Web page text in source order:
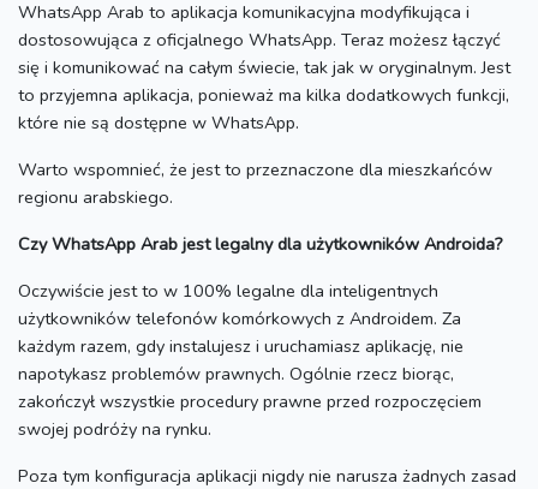
WhatsApp Arab to aplikacja komunikacyjna modyfikująca i
dostosowująca z oficjalnego WhatsApp. Teraz możesz łączyć
się i komunikować na całym świecie, tak jak w oryginalnym.Jest
to przyjemna aplikacja, ponieważ ma kilka dodatkowych funkcji,
które nie są dostępne w WhatsApp.
Warto wspomnieć, że jest to przeznaczone dla mieszkańców
regionu arabskiego.
Czy WhatsApp Arab jest legalny dla użytkowników Androida?
Oczywiście jest to w 100% legalne dla inteligentnych
użytkowników telefonów komórkowych z Androidem. Za
każdym razem, gdy instalujesz i uruchamiasz aplikację, nie
napotykasz problemów prawnych. Ogólnie rzecz biorąc,
zakończył wszystkie procedury prawne przed rozpoczęciem
swojej podróży na rynku.
Poza tym konfiguracja aplikacji nigdy nie narusza żadnych zasad